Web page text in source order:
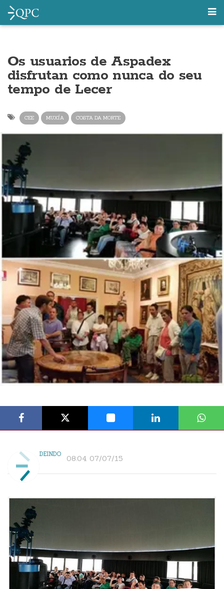
Os usuarios de Aspadex
disfrutan como nunca do seu
tempo de Lecer
CEE MUXÍA COSTA DA MORTE
DEINDO 08:04 07/07/15